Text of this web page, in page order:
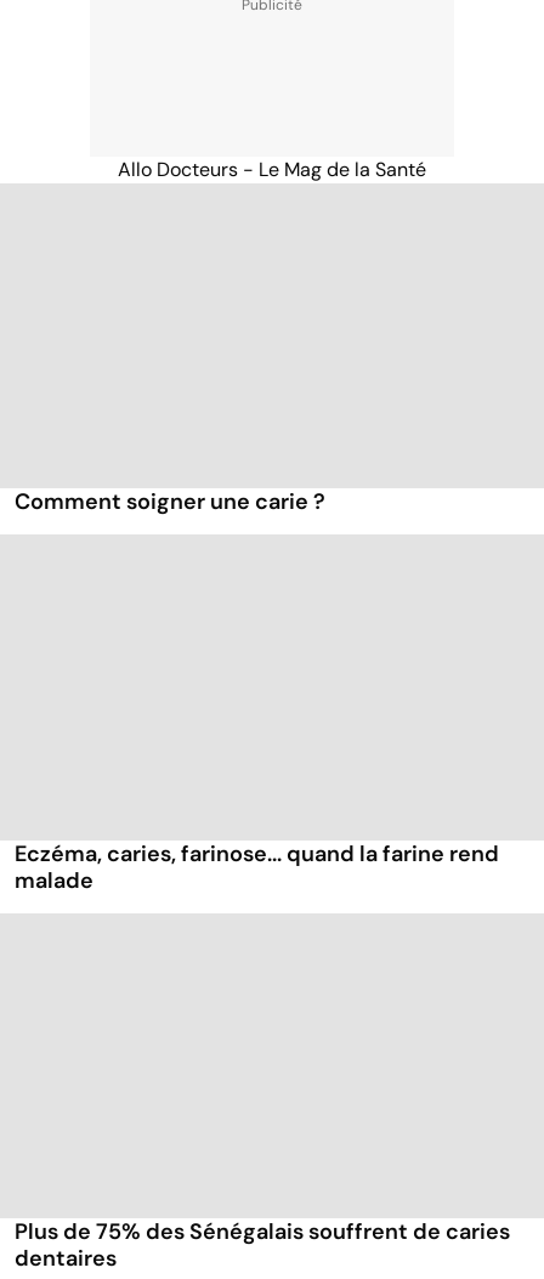
Allo Docteurs - Le Mag de la Santé
Comment soigner une carie ?
Eczéma, caries, farinose... quand la farine rend
malade
Plus de 75% des Sénégalais souffrent de caries
dentaires